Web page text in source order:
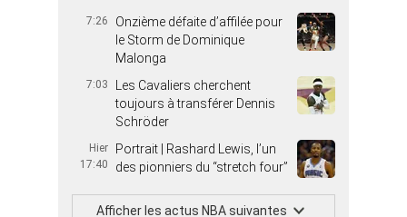
7:26
Onzième défaite d’affilée pour
le Storm de Dominique
Malonga
7:03
Les Cavaliers cherchent
toujours à transférer Dennis
Schröder
Hier
17:40
Portrait | Rashard Lewis, l’un
des pionniers du “stretch four”
Afficher les actus NBA suivantes